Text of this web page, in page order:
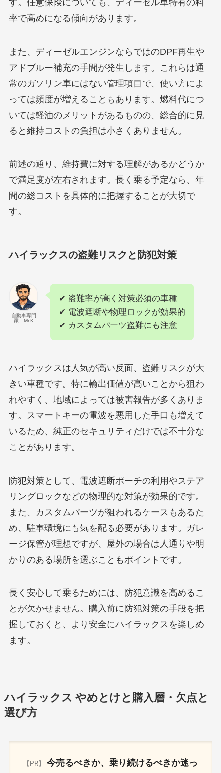
す。任意保険についても、ディーゼル車特有の料
率で高めになる傾向があります。
また、ディーゼルエンジンならではのDPF再生や
アドブルー補充の手間が発生します。これらは通
常のガソリン車にはない管理項目で、使い方によ
っては頻度が増えることもあります。燃料代につ
いては軽油のメリットがあるものの、総合的に見
ると維持コストの負担は小さくありません。
前述の通り、維持費に対する理解があるかどうか
で満足度が左右されます。長く乗る予定なら、年
間の総コストを具体的に把握することが大切で
す。
ハイラックスの盗難リスクと防犯対策
自動車専門
家 Mr.K
✔ 盗難率が高く対策必須の車種
✔ 電波遮断や物理ロックが効果的
✔ カスタムパーツ盗難にも注意
ハイラックスは人気が高い反面、盗難リスクが大
きい車種です。特に輸出価値が高いことから狙わ
れやすく、地域によっては被害報告が多くありま
す。スマートキーの電波を悪用した手口も増えて
いるため、純正のセキュリティだけでは不十分な
ことがあります。
防犯対策として、電波遮断ポーチの利用やステア
リングロックなどの物理的な対策が効果的です。
また、カスタムパーツが狙われるケースもあるた
め、駐車環境にも気を配る必要があります。ガレ
ージ保管が理想ですが、屋外の場合は人通りや明
かりのある場所を選ぶこともポイントです。
長く安心して乗るためには、防犯意識を高めるこ
とが欠かせません。購入前に防犯対策の手段を把
握しておくと、より安全にハイラックスを楽しめ
ます。
ハイラックス やめとけと購入層・欠点と
選び方
【PR】
今売るべきか、乗り続けるべきか迷っ